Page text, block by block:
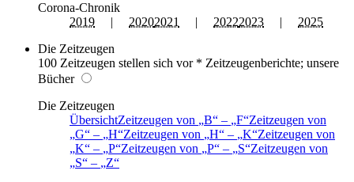
Corona-Chronik
2019 | 20202021 | 20222023 | 2025
Die Zeitzeugen
100 Zeitzeugen stellen sich vor * Zeitzeugenberichte; unsere
Bücher
Die Zeitzeugen
ÜbersichtZeitzeugen von B – F Zeitzeugen von
G
– H Zeitzeugen von H – K Zeitzeugen von
K
– P Zeitzeugen von P – S Zeitzeugen von
S
–
Z